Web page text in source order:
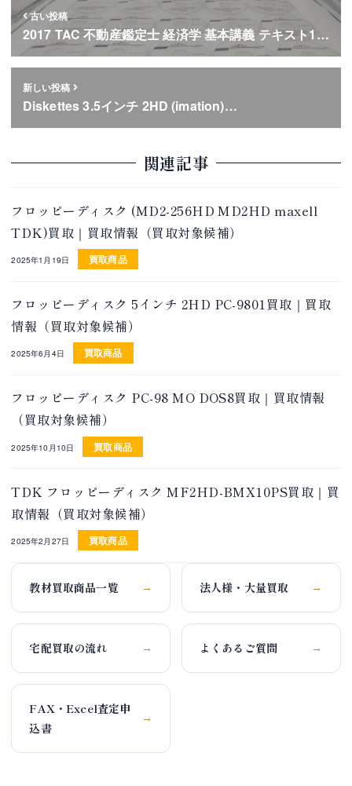
古い投稿
2017 TAC 不動産鑑定士 経済学 基本講義 テキスト1…
新しい投稿
Diskettes 3.5インチ 2HD (imation)…
関連記事
フロッピーディスク (MD2-256HD MD2HD maxell
TDK)買取｜買取情報（買取対象候補）
2025年1月19日 買取商品
フロッピーディスク 5インチ 2HD PC-9801買取｜買取
情報（買取対象候補）
2025年6月4日 買取商品
フロッピーディスク PC-98 MO DOS8買取｜買取情報
（買取対象候補）
2025年10月10日 買取商品
TDK フロッピーディスク MF2HD-BMX10PS買取｜買
取情報（買取対象候補）
2025年2月27日 買取商品
教材買取商品一覧 → 法人様・大量買取 →
宅配買取の流れ → よくあるご質問 →
FAX・Excel査定申
込書
→